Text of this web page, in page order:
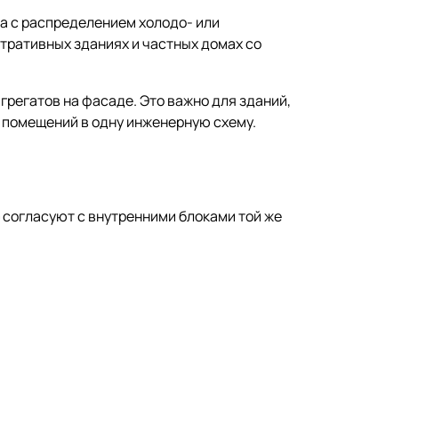
с распределением холодо- или
зданиях и частных домах со
на фасаде. Это важно для зданий,
в одну инженерную схему.
с внутренними блоками той же